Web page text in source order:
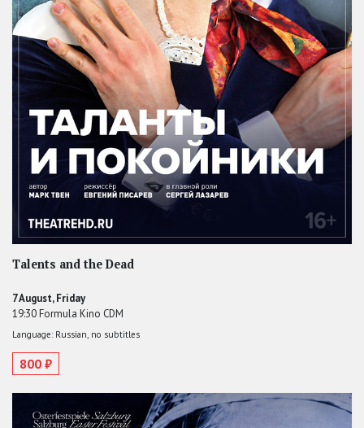
Talents and the Dead
7 August, Friday
19:30 Formula Kino CDM
Language: Russian, no subtitles
800 ₽